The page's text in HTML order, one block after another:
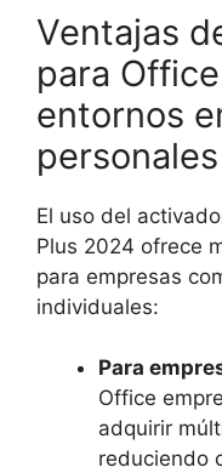
Ventajas
para
entornos
personales
El uso del
Plus 2024 ofrece
para empresas
individuales:
Para
Office
adquirir
reduciendo